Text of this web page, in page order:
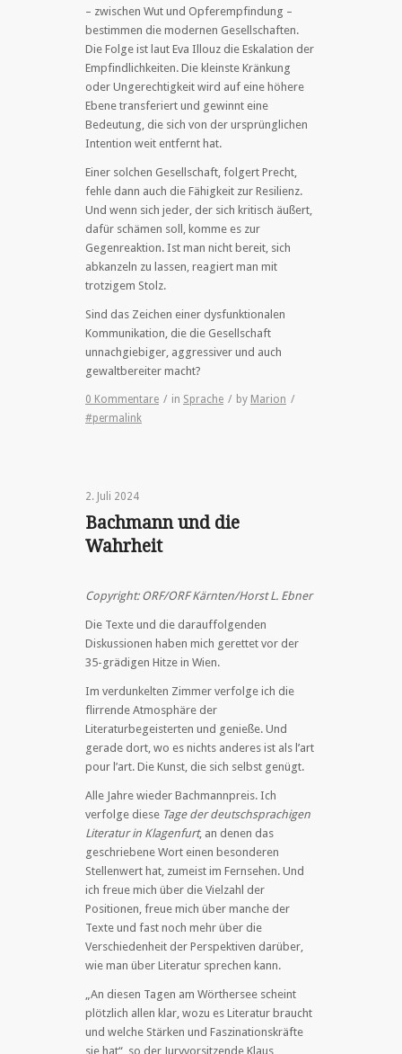
– zwischen Wut und Opferempfindung –
bestimmen die modernen Gesellschaften.
Die Folge ist laut Eva Illouz die Eskalation der
Empfindlichkeiten. Die kleinste Kränkung
oder Ungerechtigkeit wird auf eine höhere
Ebene transferiert und gewinnt eine
Bedeutung, die sich von der ursprünglichen
Intention weit entfernt hat.
Einer solchen Gesellschaft, folgert Precht,
fehle dann auch die Fähigkeit zur Resilienz.
Und wenn sich jeder, der sich kritisch äußert,
dafür schämen soll, komme es zur
Gegenreaktion. Ist man nicht bereit, sich
abkanzeln zu lassen, reagiert man mit
trotzigem Stolz.
Sind das Zeichen einer dysfunktionalen
Kommunikation, die die Gesellschaft
unnachgiebiger, aggressiver und auch
gewaltbereiter macht?
0 Kommentare / in Sprache / by Marion /
#permalink
2. Juli 2024
Bachmann und die
Wahrheit
Copyright: ORF/ORF Kärnten/Horst L. Ebner
Die Texte und die darauffolgenden
Diskussionen haben mich gerettet vor der
35-grädigen Hitze in Wien.
Im verdunkelten Zimmer verfolge ich die
flirrende Atmosphäre der
Literaturbegeisterten und genieße. Und
gerade dort, wo es nichts anderes ist als l’art
pour l’art. Die Kunst, die sich selbst genügt.
Alle Jahre wieder Bachmannpreis. Ich
verfolge diese Tage der deutschsprachigen
Literatur in Klagenfurt, an denen das
geschriebene Wort einen besonderen
Stellenwert hat, zumeist im Fernsehen. Und
ich freue mich über die Vielzahl der
Positionen, freue mich über manche der
Texte und fast noch mehr über die
Verschiedenheit der Perspektiven darüber,
wie man über Literatur sprechen kann.
„An diesen Tagen am Wörthersee scheint
plötzlich allen klar, wozu es Literatur braucht
und welche Stärken und Faszinationskräfte
sie hat“, so der Juryvorsitzende Klaus